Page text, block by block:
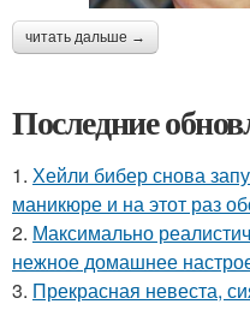
читать дальше →
Последние
1. Хейли бибер снова
маникюре и на этот раз
2. Максимально
нежное домашнее
3. Прекрасная невеста,